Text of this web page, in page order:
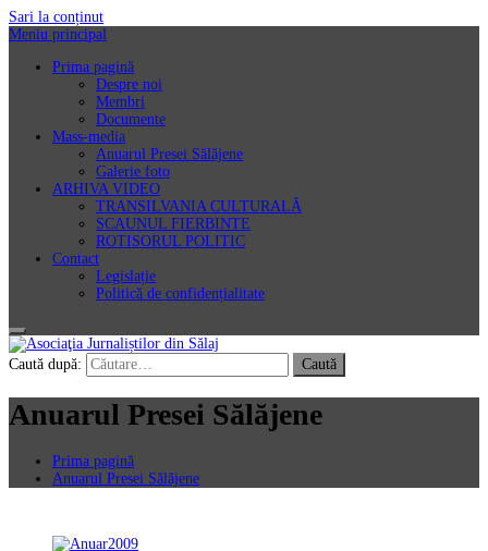
Sari la conținut
Meniu principal
Prima pagină
Despre noi
Membri
Documente
Mass-media
Anuarul Presei Sălăjene
Galerie foto
ARHIVA VIDEO
TRANSILVANIA CULTURALĂ
SCAUNUL FIERBINTE
ROTISORUL POLITIC
Contact
Legislație
Politică de confidențialitate
Asociaţia Jurnaliștilor din Sălaj
Caută după:
Anuarul Presei Sălăjene
Prima pagină
Anuarul Presei Sălăjene